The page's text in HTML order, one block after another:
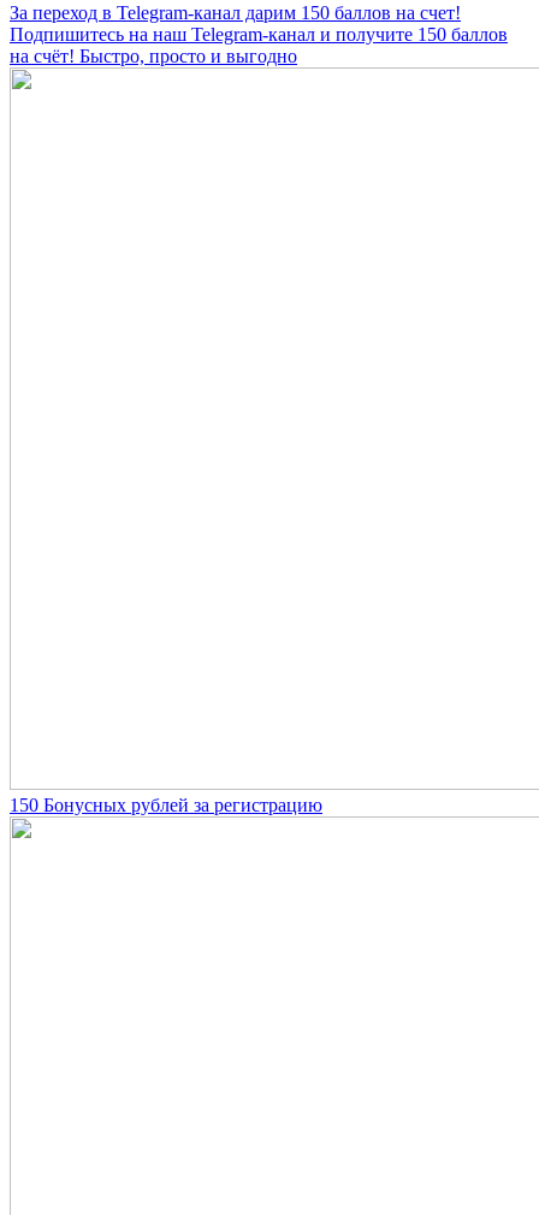
За переход в Telegram-канал дарим 150 баллов на счет!
Подпишитесь на наш Telegram-канал и получите 150 баллов
на счёт! Быстро, просто и выгодно
150 Бонусных рублей за регистрацию